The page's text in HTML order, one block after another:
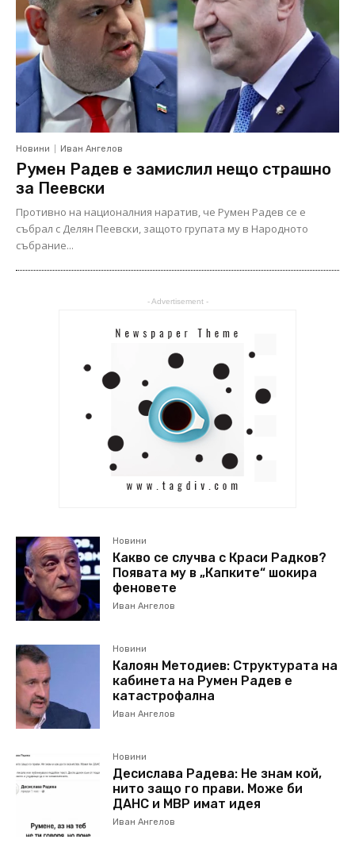
Новини Иван Ангелов
Румен Радев е замислил нещо страшно
за Пеевски
Противно на националния наратив, че Румен Радев се е
събрал с Делян Пеевски, защото групата му в Народното
събрание...
- Advertisement -
Новини
Какво се случва с Краси Радков?
Появата му в „Капките“ шокира
феновете
Иван Ангелов
Новини
Калоян Методиев: Структурата на
кабинета на Румен Радев е
катастрофална
Иван Ангелов
Новини
Десислава Радева: Не знам кой,
нито защо го прави. Може би
ДАНС и МВР имат идея
Иван Ангелов